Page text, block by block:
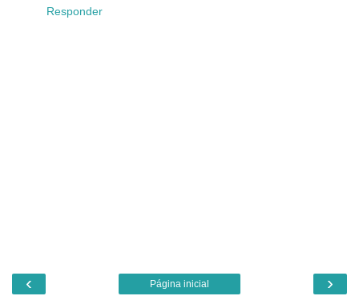
Responder
‹ ›
Página inicial